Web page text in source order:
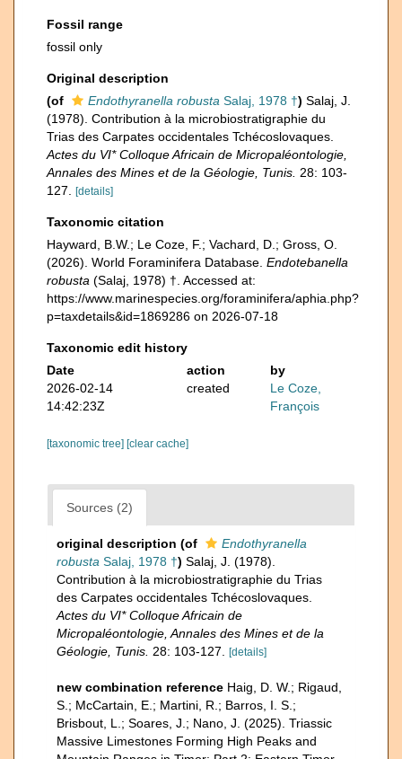
Fossil range
fossil only
Original description
(of
Endothyranella robusta Salaj, 1978 †) Salaj, J.
(1978). Contribution à la microbiostratigraphie du
Trias des Carpates occidentales Tchécoslovaques.
Actes du VI* Colloque Africain de Micropaléontologie,
Annales des Mines et de la Géologie, Tunis. 28: 103-
127.
[details]
Taxonomic citation
Hayward, B.W.; Le Coze, F.; Vachard, D.; Gross, O.
(2026). World Foraminifera Database. Endotebanella
robusta (Salaj, 1978) †. Accessed at:
https://www.marinespecies.org/foraminifera/aphia.php?
p=taxdetails&id=1869286 on 2026-07-18
Taxonomic edit history
Date
action
by
2026-02-14
14:42:23Z
created
Le Coze,
François
[taxonomic tree] [clear cache]
Sources (2)
original description (of
Endothyranella
robusta Salaj, 1978 †) Salaj, J. (1978).
Contribution à la microbiostratigraphie du Trias
des Carpates occidentales Tchécoslovaques.
Actes du VI* Colloque Africain de
Micropaléontologie, Annales des Mines et de la
Géologie, Tunis. 28: 103-127. [details]
new combination reference Haig, D. W.; Rigaud,
S.; McCartain, E.; Martini, R.; Barros, I. S.;
Brisbout, L.; Soares, J.; Nano, J. (2025). Triassic
Massive Limestones Forming High Peaks and